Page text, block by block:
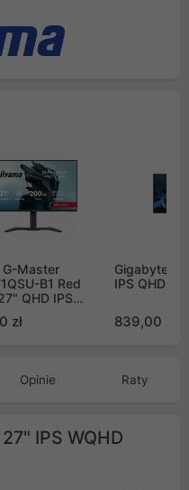
G-Master
B1 Red
QHD IPS
zł
Gigabyte
IPS QHD
839,00 zł
Opinie Raty
IPS WQHD